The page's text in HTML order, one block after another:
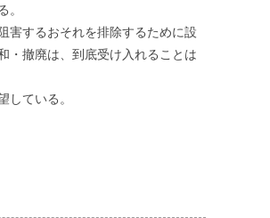
。
害するおそれを排除するために設
・撤廃は、到底受け入れることは
ている。